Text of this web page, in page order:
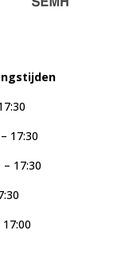
17:30
17:30